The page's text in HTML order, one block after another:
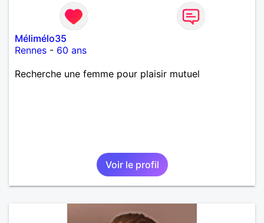
Mélimélo35
Rennes - 60 ans
Recherche une femme pour plaisir mutuel
Voir le profil